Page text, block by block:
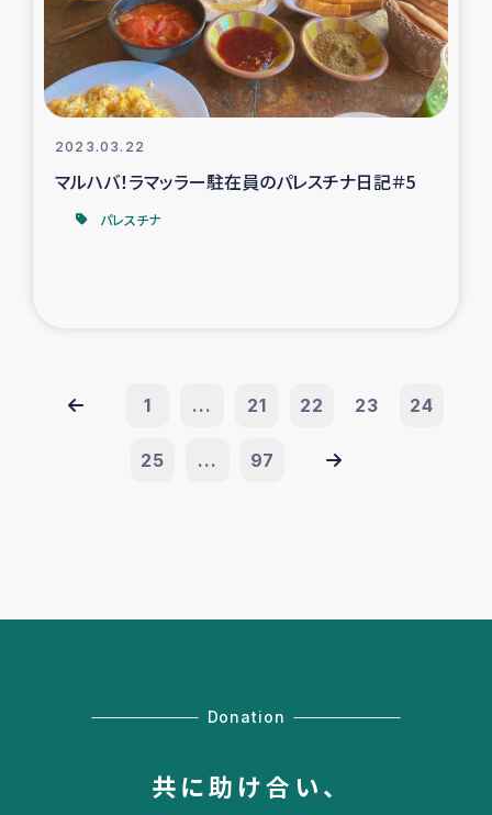
2023.03.22
マルハバ！ラマッラー駐在員のパレスチナ日記＃5
パレスチナ
1 ... 21 22 23 24
25 ... 97
Donation
共に助け合い、